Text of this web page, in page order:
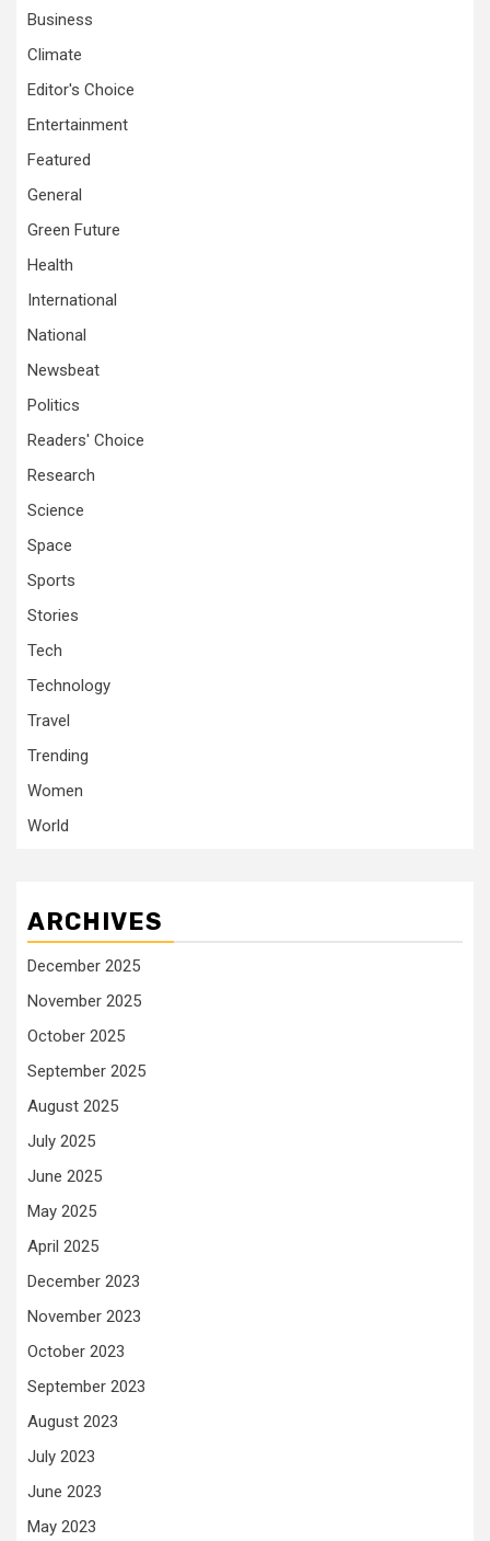
Business
Climate
Editor's Choice
Entertainment
Featured
General
Green Future
Health
International
National
Newsbeat
Politics
Readers' Choice
Research
Science
Space
Sports
Stories
Tech
Technology
Travel
Trending
Women
World
ARCHIVES
December 2025
November 2025
October 2025
September 2025
August 2025
July 2025
June 2025
May 2025
April 2025
December 2023
November 2023
October 2023
September 2023
August 2023
July 2023
June 2023
May 2023